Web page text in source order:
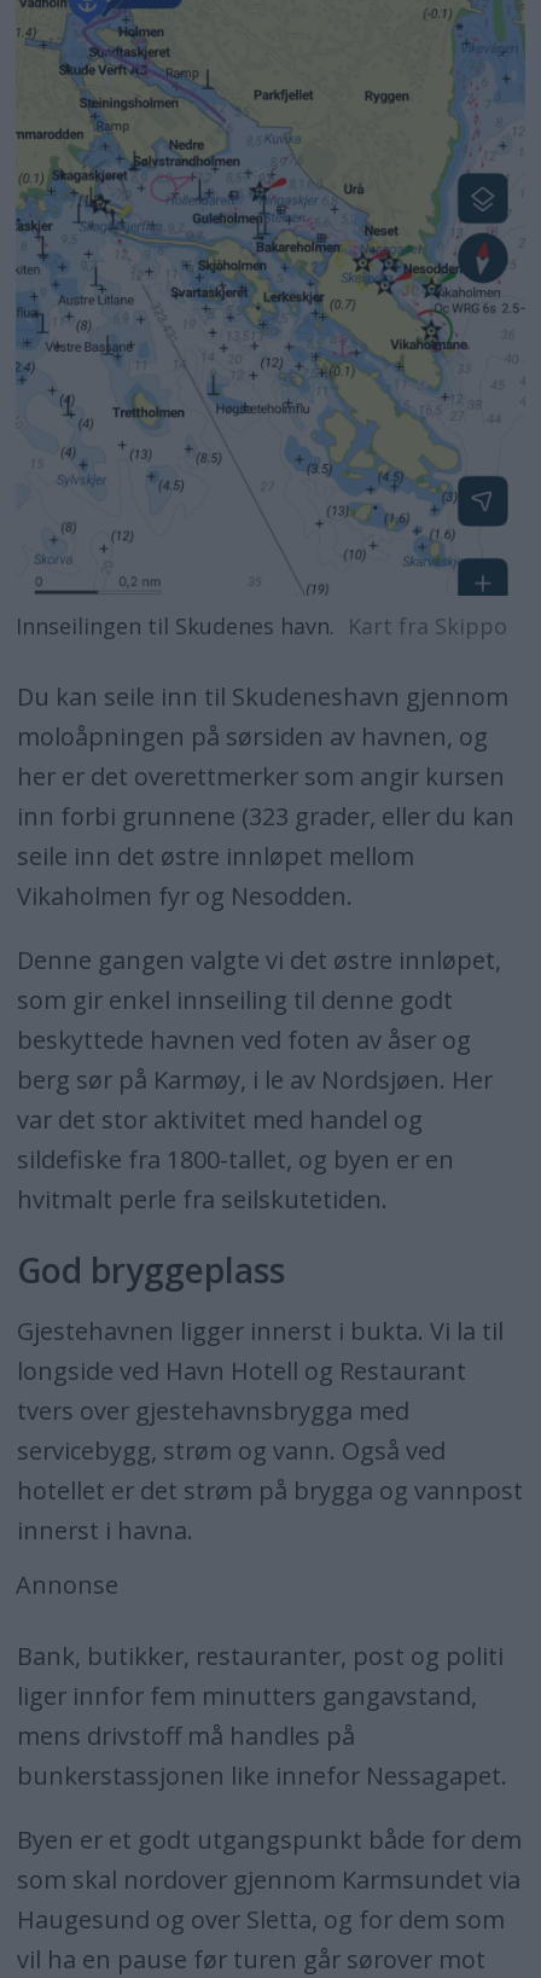
Innseilingen til Skudenes havn. Kart fra Skippo
Du kan seile inn til Skudeneshavn gjennom
moloåpningen på sørsiden av havnen, og
her er det overettmerker som angir kursen
inn forbi grunnene (323 grader, eller du kan
seile inn det østre innløpet mellom
Vikaholmen fyr og Nesodden.
Denne gangen valgte vi det østre innløpet,
som gir enkel innseiling til denne godt
beskyttede havnen ved foten av åser og
berg sør på Karmøy, i le av Nordsjøen. Her
var det stor aktivitet med handel og
sildefiske fra 1800-tallet, og byen er en
hvitmalt perle fra seilskutetiden.
God bryggeplass
Gjestehavnen ligger innerst i bukta. Vi la til
longside ved Havn Hotell og Restaurant
tvers over gjestehavnsbrygga med
servicebygg, strøm og vann. Også ved
hotellet er det strøm på brygga og vannpost
innerst i havna.
Annonse
Bank, butikker, restauranter, post og politi
liger innfor fem minutters gangavstand,
mens drivstoff må handles på
bunkerstassjonen like innefor Nessagapet.
Byen er et godt utgangspunkt både for dem
som skal nordover gjennom Karmsundet via
Haugesund og over Sletta, og for dem som
vil ha en pause før turen går sørover mot